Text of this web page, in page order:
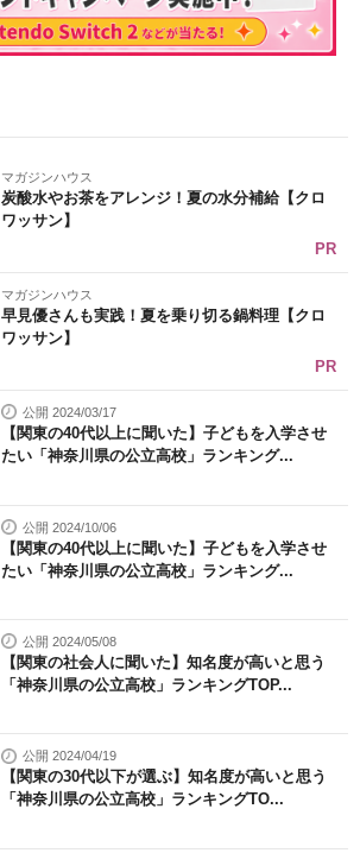
マガジンハウス
炭酸水やお茶をアレンジ！夏の水分補給【クロ
ワッサン】
PR
マガジンハウス
早見優さんも実践！夏を乗り切る鍋料理【クロ
ワッサン】
PR
公開 2024/03/17
【関東の40代以上に聞いた】子どもを入学させ
たい「神奈川県の公立高校」ランキング...
公開 2024/10/06
【関東の40代以上に聞いた】子どもを入学させ
たい「神奈川県の公立高校」ランキング...
公開 2024/05/08
【関東の社会人に聞いた】知名度が高いと思う
「神奈川県の公立高校」ランキングTOP...
公開 2024/04/19
【関東の30代以下が選ぶ】知名度が高いと思う
「神奈川県の公立高校」ランキングTO...